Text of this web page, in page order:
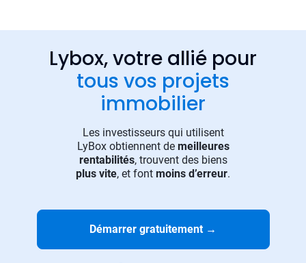
Lybox, votre allié pour
tous vos projets
immobilier
Les investisseurs qui utilisent
LyBox obtiennent de meilleures
rentabilités, trouvent des biens
plus vite, et font moins d’erreur.
Démarrer gratuitement →